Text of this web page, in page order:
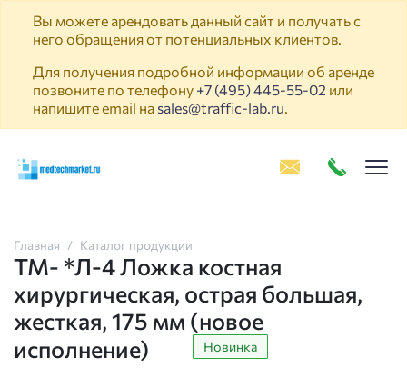
Вы можете арендовать данный сайт и получать с
него обращения от потенциальных клиентов.
Для получения подробной информации об аренде
позвоните по телефону +7 (495) 445-55-02 или
напишите email на sales@traffic-lab.ru.
Главная Каталог продукции
ТМ- *Л-4 Ложка костная
хирургическая, острая большая,
жесткая, 175 мм (новое
исполнение)
Новинка